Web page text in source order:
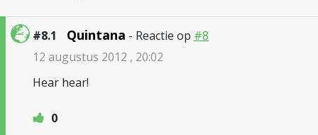
#8.1 Quintana - Reactie op #8
12 augustus 2012 , 20:02
Hear hear!
0